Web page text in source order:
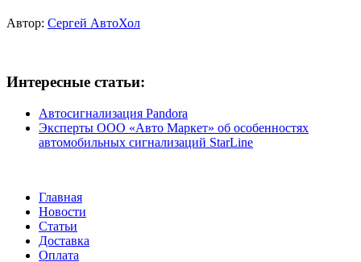
Автор: Сергей АвтоХол
Интересные статьи:
Автосигнализация Pandora
Эксперты ООО «Авто Маркет» об особенностях
автомобильных сигнализаций StarLine
Главная
Новости
Статьи
Доставка
Оплата